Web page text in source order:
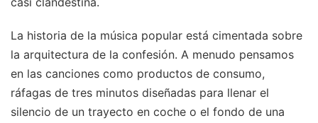
La historia de la música popular está cimentada sobre
la arquitectura de la confesión. A menudo pensamos
en las canciones como productos de consumo,
ráfagas de tres minutos diseñadas para llenar el
silencio de un trayecto en coche o el fondo de una